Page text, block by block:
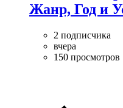
Жанр, Год и
2 подписчика
вчера
150 просмотров